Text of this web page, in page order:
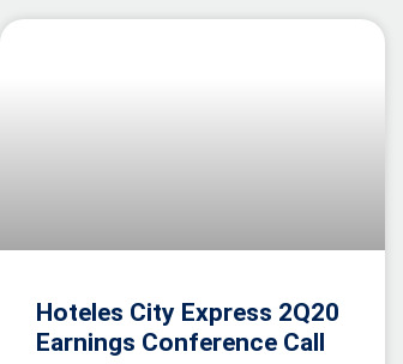
Hoteles City Express 2Q20
Earnings Conference Call